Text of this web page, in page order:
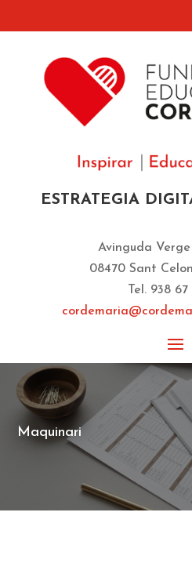
ESTRATEGIA
Avinguda
08470 Sant
Tel. 938
Maquinari